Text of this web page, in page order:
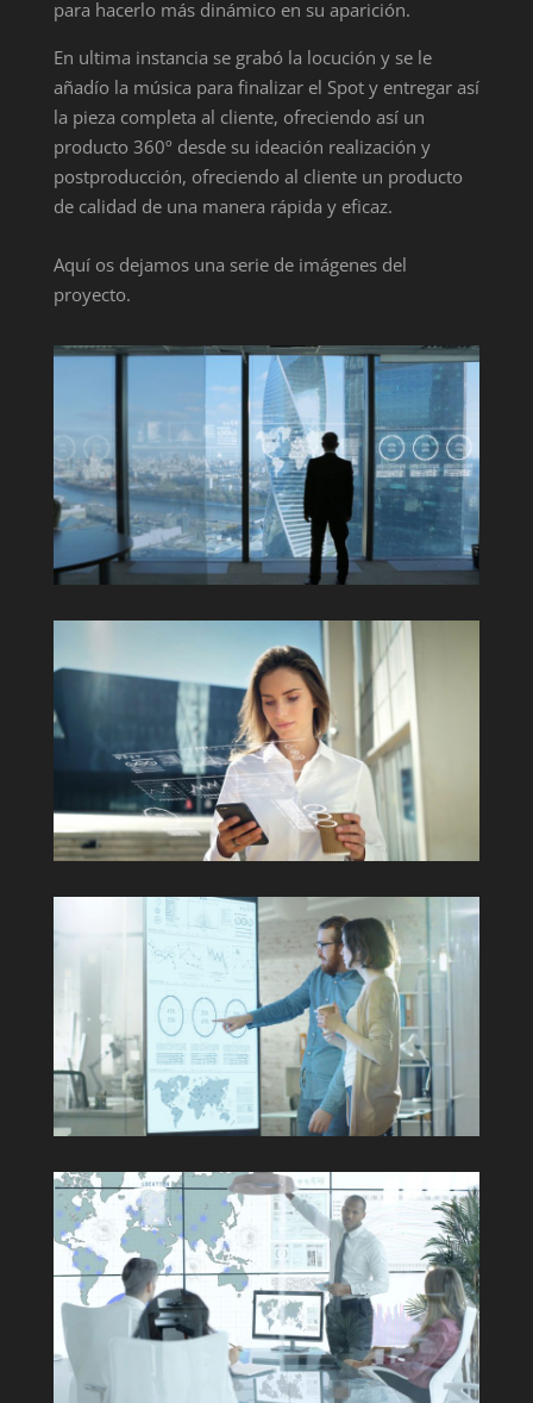
para hacerlo más dinámico en su aparición.
En ultima instancia se grabó la locución y se le
añadío la música para finalizar el Spot y entregar así
la pieza completa al cliente, ofreciendo así un
producto 360º desde su ideación realización y
postproducción, ofreciendo al cliente un producto
de calidad de una manera rápida y eficaz.
Aquí os dejamos una serie de imágenes del
proyecto.